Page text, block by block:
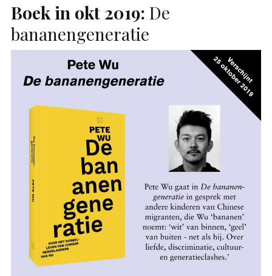
Boek in okt 2019: De
bananengeneratie